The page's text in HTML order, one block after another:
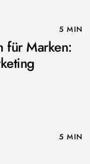
5 MIN
für Marken:
5 MIN